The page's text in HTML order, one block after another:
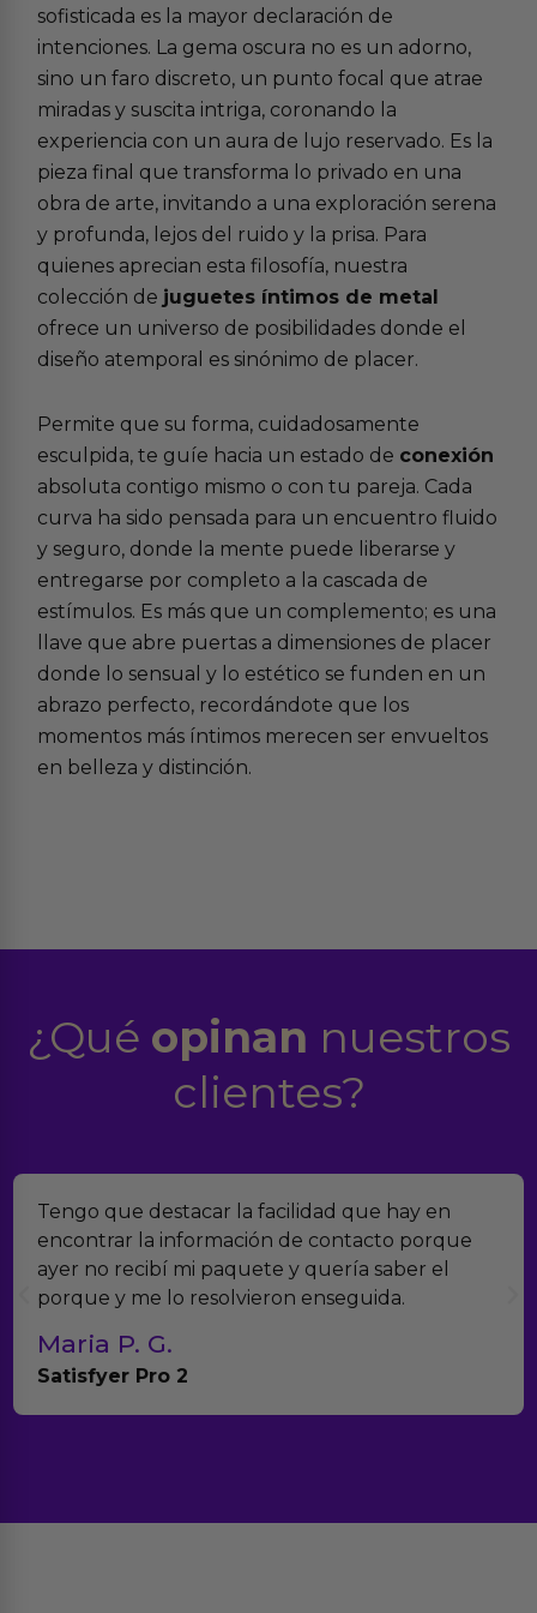
sofisticada es la mayor declaración de
intenciones. La gema oscura no es un adorno,
sino un faro discreto, un punto focal que atrae
miradas y suscita intriga, coronando la
experiencia con un aura de lujo reservado. Es la
pieza final que transforma lo privado en una
obra de arte, invitando a una exploración serena
y profunda, lejos del ruido y la prisa. Para
quienes aprecian esta filosofía, nuestra
colección de juguetes íntimos de metal
ofrece un universo de posibilidades donde el
diseño atemporal es sinónimo de placer.
Permite que su forma, cuidadosamente
esculpida, te guíe hacia un estado de conexión
absoluta contigo mismo o con tu pareja. Cada
curva ha sido pensada para un encuentro fluido
y seguro, donde la mente puede liberarse y
entregarse por completo a la cascada de
estímulos. Es más que un complemento; es una
llave que abre puertas a dimensiones de placer
donde lo sensual y lo estético se funden en un
abrazo perfecto, recordándote que los
momentos más íntimos merecen ser envueltos
en belleza y distinción.
¿Qué opinan nuestros
clientes?
Tengo que destacar la facilidad que hay en
encontrar la información de contacto porque
ayer no recibí mi paquete y quería saber el
porque y me lo resolvieron enseguida.
Maria P. G.
Satisfyer Pro 2